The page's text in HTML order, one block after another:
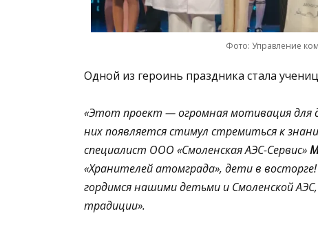
Фото: Управление
Одной из героинь праздника стала
«Этот проект — огромная мотивация для
них появляется стимул стремиться к
специалист ООО «Смоленская АЭС-Сервис»
«Хранителей атомграда», дети в
гордимся нашими детьми и Смоленской
традиции».